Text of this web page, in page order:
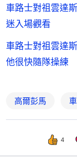
車路士對祖雲達
迷入場觀看
車路士對祖雲達
他很快隨隊操練
高爾彭馬
4